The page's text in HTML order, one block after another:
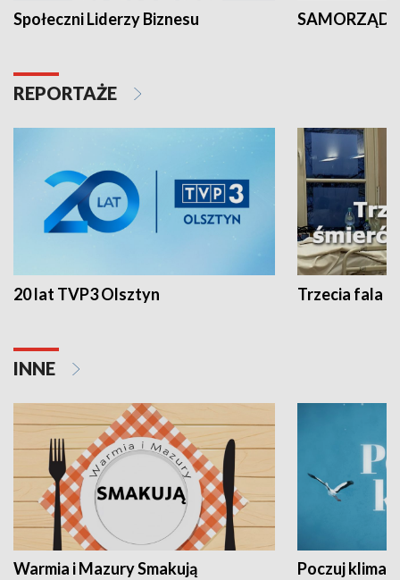
Społeczni Liderzy Biznesu SAMORZĄD
REPORTAŻE
20 lat TVP3 Olsztyn Trzecia fala -
INNE
Warmia i Mazury Smakują Poczuj klimat